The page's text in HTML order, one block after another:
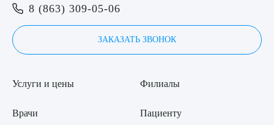
8 (863) 309-05-06
ЗАКАЗАТЬ ЗВОНОК
Услуги и цены
Врачи
Филиалы
Пациенту